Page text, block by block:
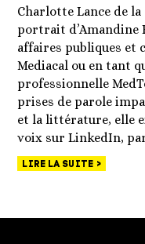
Charlotte Lance de
portrait d’Amandine
affaires publiques et
Mediacal ou en tant
professionnelle
prises de parole
et la littérature, elle
voix sur LinkedIn,
LIRE LA SUITE